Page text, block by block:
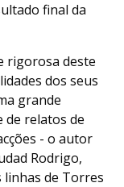
final da
rigorosa deste
dos seus
grande
de relatos de
- o autor
Rodrigo,
linhas de Torres